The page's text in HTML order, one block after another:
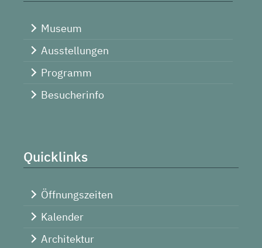
Museum
Ausstellungen
Programm
Besucherinfo
Quicklinks
Öffnungszeiten
Kalender
Architektur